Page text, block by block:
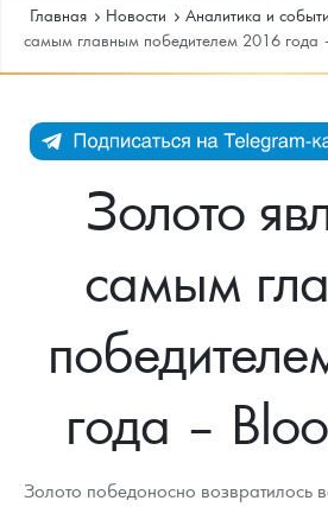
Каталог Монет
Инвестиционные монеты
Памятные монеты России и СССР
Монеты Царской России
Монеты стран мира после 1950г
Монеты и жетоны ЗМД
Георгий Победоносец
Инфо
Как сделать заказ
Гарантии
Информация
Аналитика и события
Итоги 2025 года. Прогноз курсов
2026 год
Котировки
Главная Новости Аналитика и
самым главным победителем 2016 года
Золото
самым
года –
Золото победоносно возвратилось